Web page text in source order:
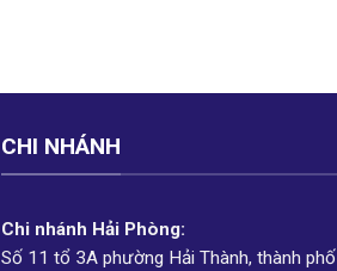
CHI NHÁNH
Chi nhánh Hải Phòng:
Số 11 tổ 3A phường Hải Thành, thành phố